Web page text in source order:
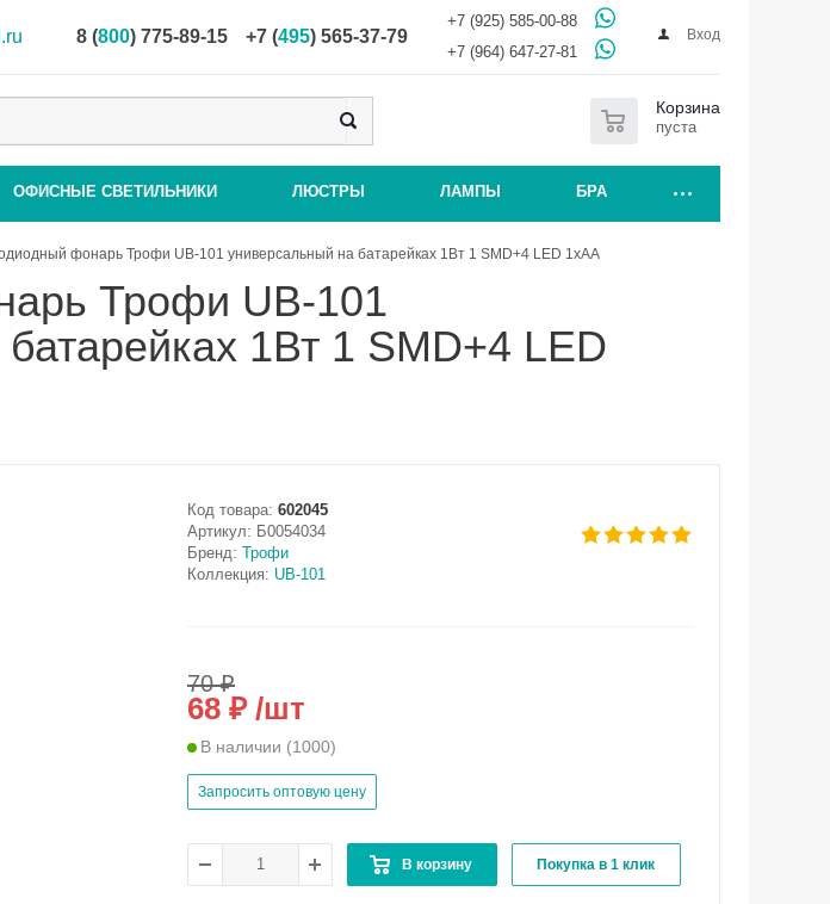
8 (800) 775-89-15 +7 (495) 565-37-79
+7 (925) 585-00-88
+7 (964) 647-27-81
Вход
Корзина
пуста
ОФИСНЫЕ СВЕТИЛЬНИКИ ЛЮСТРЫ ЛАМПЫ БРА
фонарь Трофи UB-101 универсальный на батарейках 1Вт 1 SMD+4 LED 1хAA
Трофи UB-101
1Вт 1 SMD+4 LED
Код товара: 602045
Артикул: Б0054034
Бренд: Трофи
Коллекция: UB-101
70 ₽
68 ₽ /шт
В наличии (1000)
Запросить оптовую цену
В корзину Покупка в 1 клик